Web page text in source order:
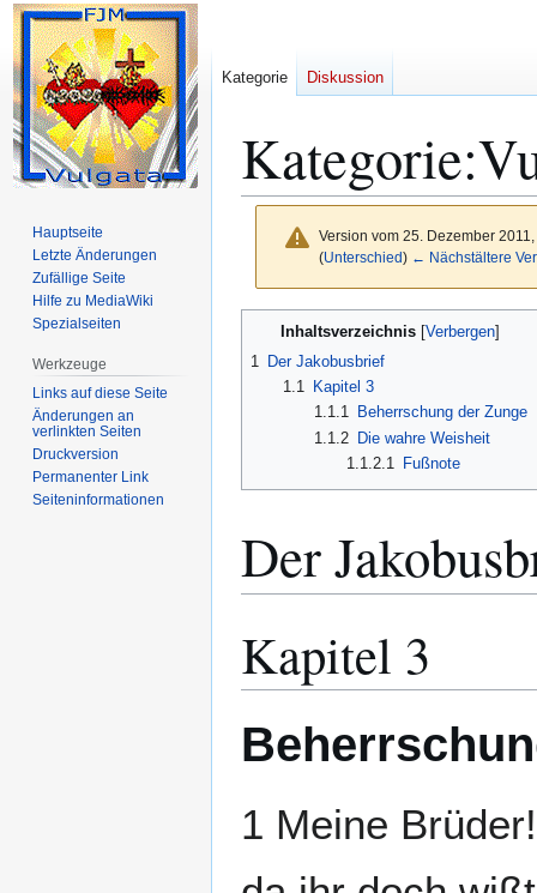
Kategorie:
Version vom 25. Dezember
(Unterschied) ← Nächstältere
Inhaltsverzeichnis
1
Der Jakobusbrief
1.1
Kapitel 3
1.1.1
Beherrschung der Zunge
1.1.2 Die wahre Weisheit
1.1.2.1
Fußnote
Der
Kapitel 3
1 Meine
Kategorie Diskussion
Hauptseite
Letzte Änderungen
Zufällige Seite
Hilfe zu MediaWiki
Spezialseiten
Werkzeuge
Links auf diese Seite
Änderungen an
verlinkten Seiten
Druckversion
Permanenter Link
Seiten­­informationen